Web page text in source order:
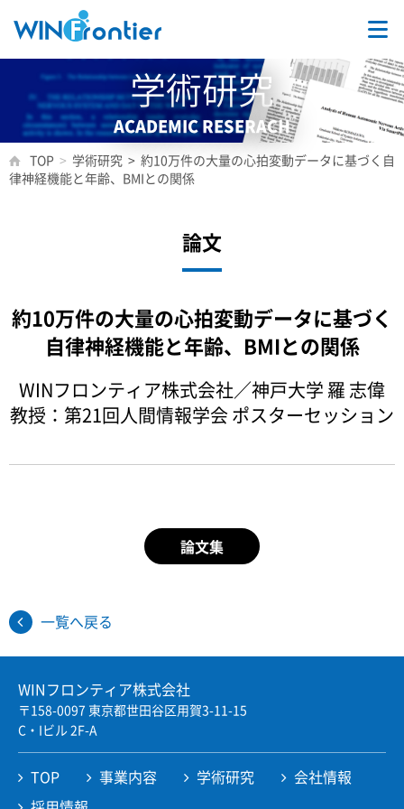
TOP
事業内容
学術研究
採用情報
お問合せ
学術研究
ACADEMIC RESERACH
TOP > 学術研究 > 約10万件の大量の心拍変動データに基づく自
律神経機能と年齢、BMIとの関係
論文
約10万件の大量の心拍変動データに基づく
自律神経機能と年齢、BMIとの関係
WINフロンティア株式会社／神戸大学 羅 志偉
教授：第21回人間情報学会 ポスターセッション
論文集
一覧へ戻る
WINフロンティア株式会社
〒158-0097 東京都世田谷区用賀3-11-15
C・Iビル 2F-A
TOP 事業内容 学術研究
会社情報